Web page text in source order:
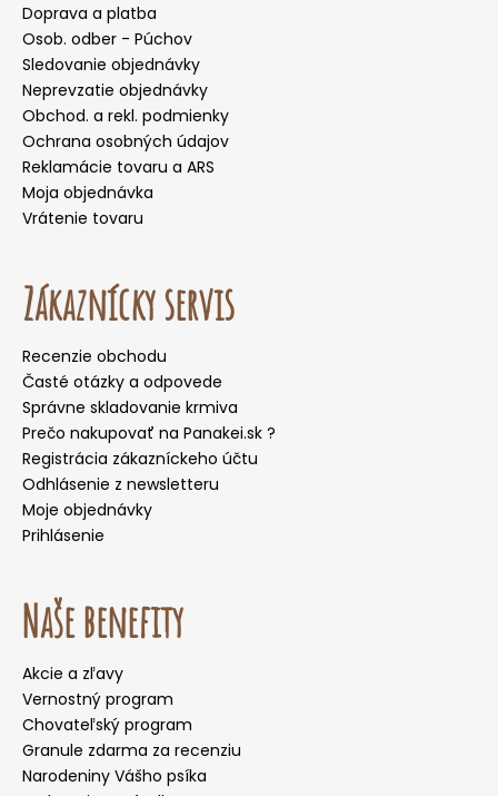
Doprava a platba
Osob. odber - Púchov
Sledovanie objednávky
Neprevzatie objednávky
Obchod. a rekl. podmienky
Ochrana osobných údajov
Reklamácie tovaru a ARS
Moja objednávka
Vrátenie tovaru
Zákaznícky servis
Recenzie obchodu
Časté otázky a odpovede
Správne skladovanie krmiva
Prečo nakupovať na Panakei.sk ?
Registrácia zákazníckeho účtu
Odhlásenie z newsletteru
Moje objednávky
Prihlásenie
Naše benefity
Akcie a zľavy
Vernostný program
Chovateľský program
Granule zdarma za recenziu
Narodeniny Vášho psíka